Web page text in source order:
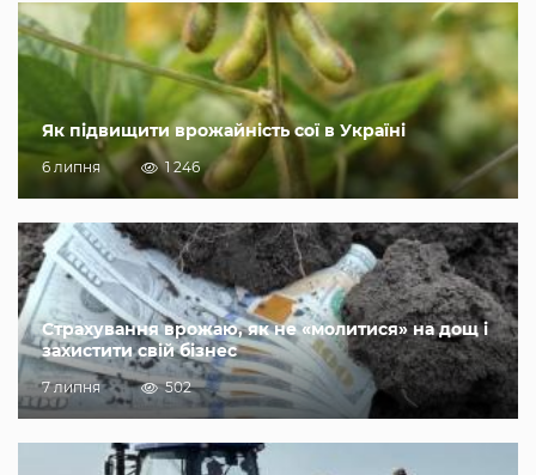
Як підвищити врожайність сої в Україні
6 липня 1 246
Страхування врожаю, як не «молитися» на дощ і
захистити свій бізнес
7 липня 502